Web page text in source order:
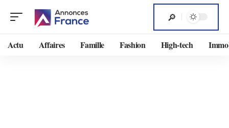
Actu Affaires Famille Fashion High-tech